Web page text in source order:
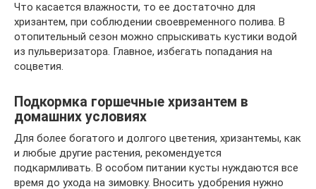
Что касается влажности, то ее достаточно для
хризантем, при соблюдении своевременного полива. В
отопительный сезон можно спрыскивать кустики водой
из пульверизатора. Главное, избегать попадания на
соцветия.
Подкормка горшечные хризантем в
домашних условиях
Для более богатого и долгого цветения, хризантемы, как
и любые другие растения, рекомендуется
подкармливать. В особом питании кусты нуждаются все
время до ухода на зимовку. Вносить удобрения нужно